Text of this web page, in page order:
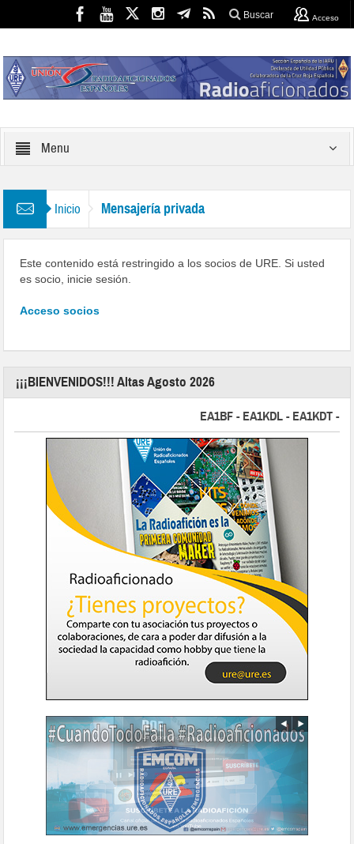
Buscar Acceso
Menu
Inicio Mensajería privada
Este contenido está restringido a los socios de URE. Si usted
es socio, inicie sesión.
Acceso socios
¡¡¡BIENVENIDOS!!! Altas Agosto 2026
EA1BF - EA1KDL - EA1KDT -